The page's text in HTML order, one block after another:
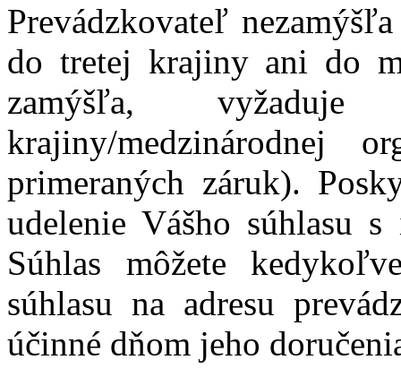
Prevádzkovateľ
do tretej krajiny ani do
zamýšľa,
krajiny/medzinárodnej
primeraných záruk).
udelenie Vášho súhlasu
Súhlas môžete
súhlasu na adresu
účinné dňom jeho